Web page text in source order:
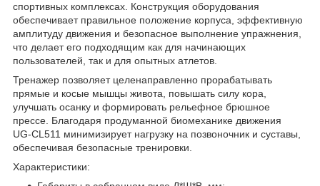
спортивных комплексах. Конструкция оборудования
обеспечивает правильное положение корпуса, эффективную
амплитуду движения и безопасное выполнение упражнения,
что делает его подходящим как для начинающих
пользователей, так и для опытных атлетов.
Тренажер позволяет целенаправленно прорабатывать
прямые и косые мышцы живота, повышать силу кора,
улучшать осанку и формировать рельефное брюшное
прессе. Благодаря продуманной биомеханике движения
UG‑CL511 минимизирует нагрузку на позвоночник и суставы,
обеспечивая безопасные тренировки.
Характеристики: